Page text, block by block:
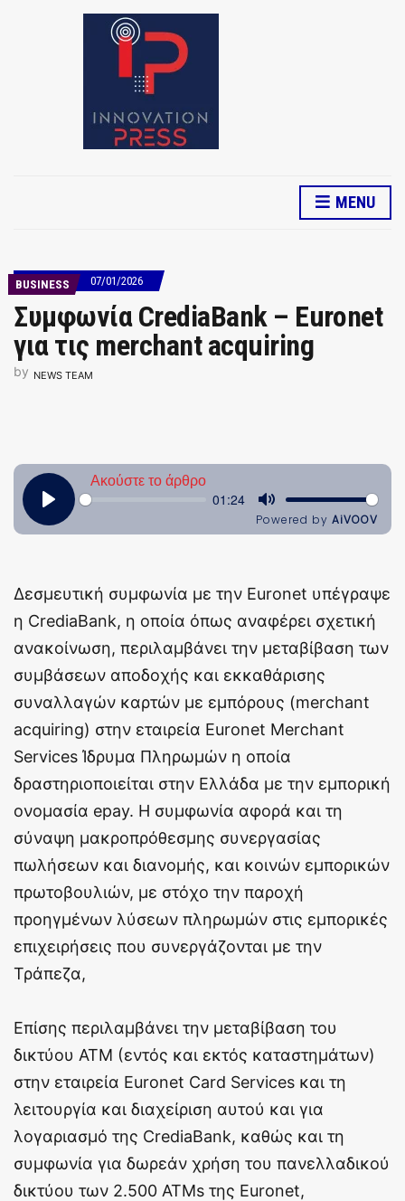
MENU
BUSINESS 07/01/2026
Συμφωνία CrediaBank – Euronet
για τις merchant acquiring
by NEWS TEAM
Δεσμευτική συμφωνία με την Euronet υπέγραψε
η CrediaBank, η οποία όπως αναφέρει σχετική
ανακοίνωση, περιλαμβάνει την μεταβίβαση των
συμβάσεων αποδοχής και εκκαθάρισης
συναλλαγών καρτών με εμπόρους (merchant
acquiring) στην εταιρεία Euronet Merchant
Services Ίδρυμα Πληρωμών η οποία
δραστηριοποιείται στην Ελλάδα με την εμπορική
ονομασία epay. Η συμφωνία αφορά και τη
σύναψη μακροπρόθεσμης συνεργασίας
πωλήσεων και διανομής, και κοινών εμπορικών
πρωτοβουλιών, με στόχο την παροχή
προηγμένων λύσεων πληρωμών στις εμπορικές
επιχειρήσεις που συνεργάζονται με την
Τράπεζα,
Επίσης περιλαμβάνει την μεταβίβαση του
δικτύου ATM (εντός και εκτός καταστημάτων)
στην εταιρεία Euronet Card Services και τη
λειτουργία και διαχείριση αυτού και για
λογαριασμό της CrediaBank, καθώς και τη
συμφωνία για δωρεάν χρήση του πανελλαδικού
δικτύου των 2.500 ΑΤΜs της Εuronet,